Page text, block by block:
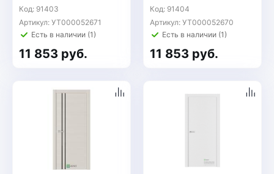
Код: 91403
Артикул: УТ000052671
Есть в наличии (1)
11 853 руб.
Код: 91404
Артикул: УТ000052670
Есть в наличии (1)
11 853 руб.